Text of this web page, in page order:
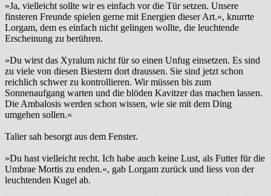
»Ja, vielleicht sollte wir es einfach vor die Tür setzen. Unsere
finsteren Freunde spielen gerne mit Energien dieser Art.«, knurrte
Lorgam, dem es einfach nicht gelingen wollte, die leuchtende
Erscheinung zu berühren.
»Du wirst das Xyralum nicht für so einen Unfug einsetzen. Es sind
zu viele von diesen Biestern dort draussen. Sie sind jetzt schon
reichlich schwer zu kontrollieren. Wir müssen bis zum
Sonnenaufgang warten und die blöden Kavitzer das machen lassen.
Die Ambalosis werden schon wissen, wie sie mit dem Ding
umgehen sollen.«
Talier sah besorgt aus dem Fenster.
»Du hast vielleicht recht. Ich habe auch keine Lust, als Futter für die
Umbrae Mortis zu enden.«, gab Lorgam zurück und liess von der
leuchtenden Kugel ab.